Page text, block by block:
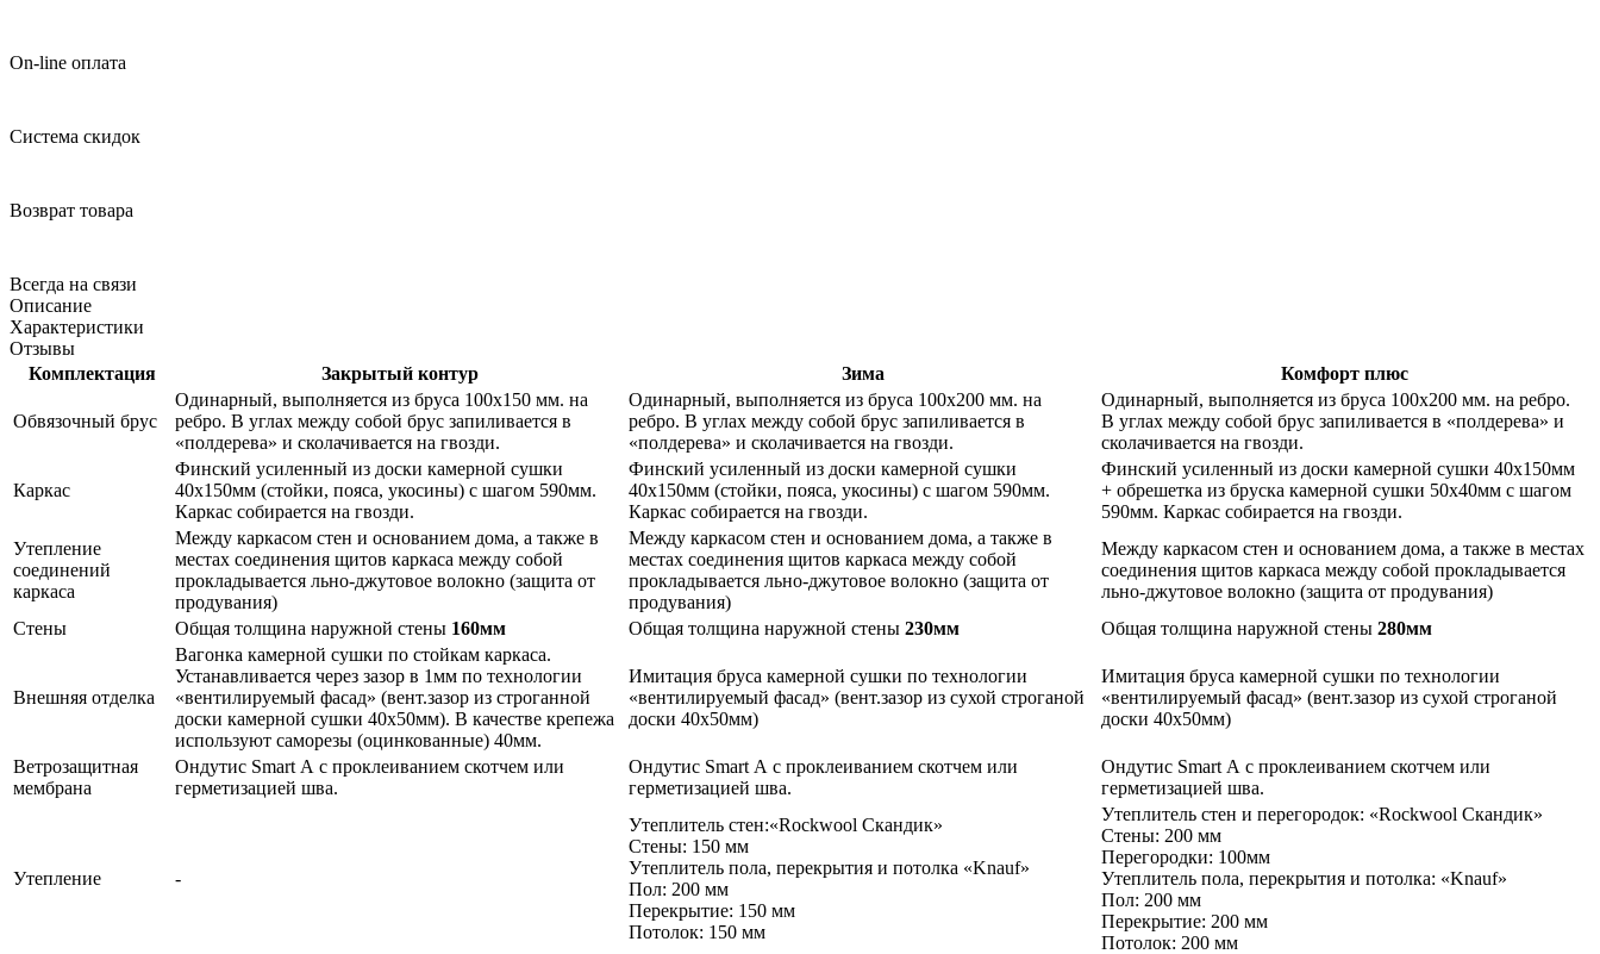
On-line оплата
Система скидок
Возврат товара
Всегда на связи
Описание
Характеристики
Отзывы
Комплектация
Закрытый контур Зима Комфорт плюс
Обвязочный брус
Одинарный, выполняется из бруса 100х150 мм. на
ребро. В углах между собой брус запиливается в
«полдерева» и сколачивается на гвозди.
Одинарный, выполняется из бруса 100х200 мм. на
ребро. В углах между собой брус запиливается в
«полдерева» и сколачивается на гвозди.
Одинарный, выполняется из бруса 100х200 мм. на ребро.
В углах между собой брус запиливается в «полдерева» и
сколачивается на гвозди.
Каркас
Финский усиленный из доски камерной сушки
40х150мм (стойки, пояса, укосины) с шагом 590мм.
Каркас собирается на гвозди.
Финский усиленный из доски камерной сушки
40х150мм (стойки, пояса, укосины) с шагом 590мм.
Каркас собирается на гвозди.
Финский усиленный из доски камерной сушки 40х150мм
+ обрешетка из бруска камерной сушки 50х40мм с шагом
590мм. Каркас собирается на гвозди.
Утепление
соединений
каркаса
Между каркасом стен и основанием дома, а также в
местах соединения щитов каркаса между собой
прокладывается льно-джутовое волокно (защита от
продувания)
Между каркасом стен и основанием дома, а также в
местах соединения щитов каркаса между собой
прокладывается льно-джутовое волокно (защита от
продувания)
Между каркасом стен и основанием дома, а также в местах
соединения щитов каркаса между собой прокладывается
льно-джутовое волокно (защита от продувания)
Стены
Общая толщина наружной стены 160мм Общая толщина наружной стены 230мм Общая толщина наружной стены 280мм
Внешняя отделка
Вагонка камерной сушки по стойкам каркаса.
Устанавливается через зазор в 1мм по технологии
«вентилируемый фасад» (вент.зазор из строганной
доски камерной сушки 40х50мм). В качестве крепежа
используют саморезы (оцинкованные) 40мм.
Имитация бруса камерной сушки по технологии
«вентилируемый фасад» (вент.зазор из сухой строганой
доски 40х50мм)
Имитация бруса камерной сушки по технологии
«вентилируемый фасад» (вент.зазор из сухой строганой
доски 40х50мм)
Ветрозащитная
мембрана
Ондутис Smart А с проклеиванием скотчем или
герметизацией шва.
Ондутис Smart А с проклеиванием скотчем или
герметизацией шва.
Ондутис Smart А с проклеиванием скотчем или
герметизацией шва.
Утепление -
Утеплитель стен:«Rockwool Скандик»
Стены: 150 мм
Утеплитель пола, перекрытия и потолка «Knauf»
Пол: 200 мм
Перекрытие: 150 мм
Потолок: 150 мм
Утеплитель стен и перегородок: «Rockwool Скандик»
Стены: 200 мм
Перегородки: 100мм
Утеплитель пола, перекрытия и потолка: «Knauf»
Пол: 200 мм
Перекрытие: 200 мм
Потолок: 200 мм